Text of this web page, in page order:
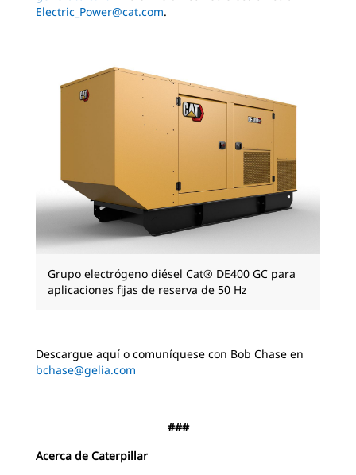
Electric_Power@cat.com.
Grupo electrógeno diésel Cat® DE400 GC para
aplicaciones fijas de reserva de 50 Hz
Descargue aquí o comuníquese con Bob Chase en
bchase@gelia.com
###
Acerca de Caterpillar